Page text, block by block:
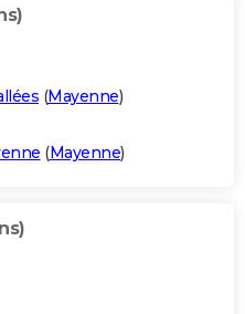
(Mayenne)
(Mayenne)